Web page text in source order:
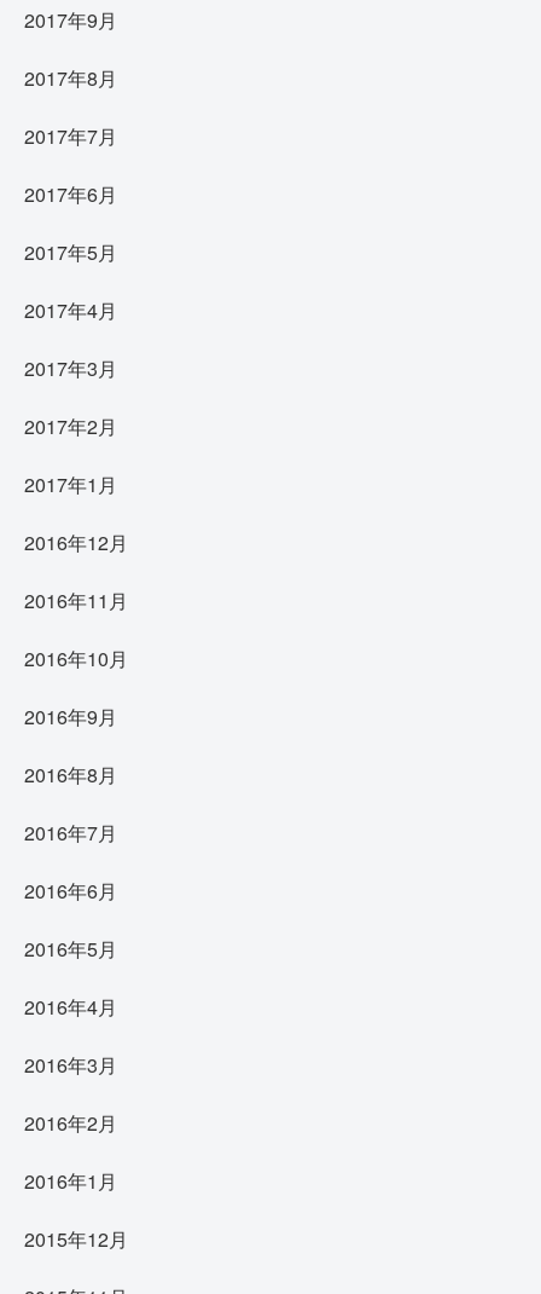
2017年9月
2017年8月
2017年7月
2017年6月
2017年5月
2017年4月
2017年3月
2017年2月
2017年1月
2016年12月
2016年11月
2016年10月
2016年9月
2016年8月
2016年7月
2016年6月
2016年5月
2016年4月
2016年3月
2016年2月
2016年1月
2015年12月